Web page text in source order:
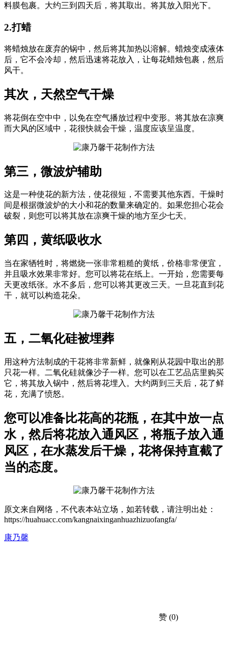
料膜包裹。大约三到四天后，将其取出。将其放入阳光下。
2.打蜡
将蜡烛放在废弃的锅中，然后将其加热以溶解。蜡烛变成液体
后，它不会冷却，然后迅速将花放入，让每花蜡烛包裹，然后
风干。
其次，天然空气干燥
将花倒在空中中，以免在空气播放过程中变形。将其放在凉爽
而大风的区域中，花很快就会干燥，温度应该呈温度。
第三，微波炉辅助
这是一种使花的新方法，使花很短，不需要其他东西。干燥时
间是根据微波炉的大小和花的数量来确定的。如果您担心花会
破裂，则您可以将其放在凉爽干燥的地方至少七天。
第四，黄纸吸收水
当在家牺牲时，将燃烧一张非常粗糙的黄纸，价格非常便宜，
并且吸水效果非常好。您可以将花在纸上。一开始，您需要每
天更改纸张。水不多后，您可以将其更改三天。一旦花直到花
干，就可以构造花朵。
五，二氧化硅被埋葬
用这种方法制成的干花将非常新鲜，就像刚从花园中取出的那
只花一样。二氧化硅就像沙子一样。您可以在工艺品店里购买
它，将其放入锅中，然后将花埋入。大约两到三天后，花了鲜
花，充满了愤怒。
您可以准备比花高的花瓶，在其中放一点
水，然后将花放入通风区，将瓶子放入通
风区，在水蒸发后干燥，花将保持直截了
当的态度。
原文来自网络，不代表本站立场，如若转载，请注明出处：
https://huahuacc.com/kangnaixinganhuazhizuofangfa/
康乃馨
赞 (0)